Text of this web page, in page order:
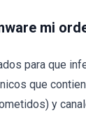
mi
para que
que
y